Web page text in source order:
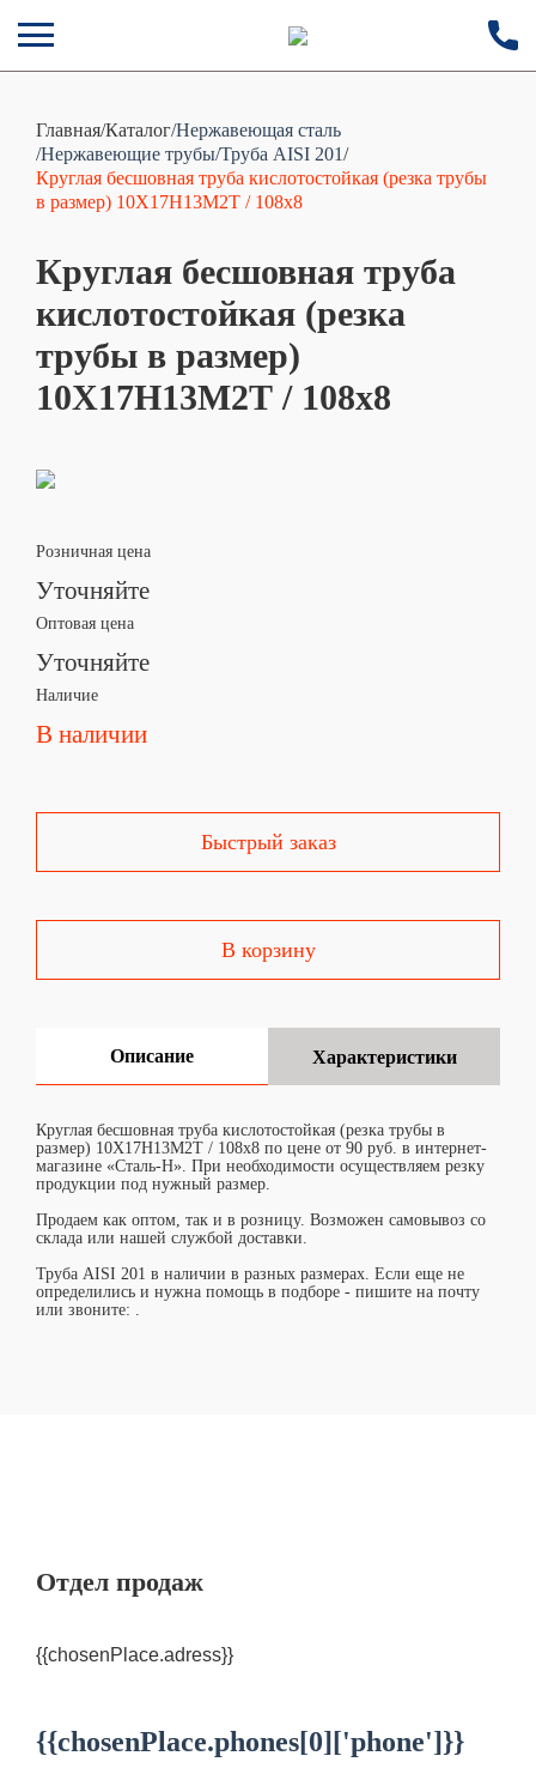
Главная/Каталог/Нержавеющая сталь
/Нержавеющие трубы/Труба AISI 201/
Круглая бесшовная труба кислотостойкая (резка трубы
в размер) 10Х17Н13М2Т / 108х8
Круглая бесшовная труба
кислотостойкая (резка
трубы в размер)
10Х17Н13М2Т / 108х8
Розничная цена
Уточняйте
Оптовая цена
Уточняйте
Наличие
В наличии
Быстрый заказ
В корзину
Описание Характеристики
Круглая бесшовная труба кислотостойкая (резка трубы в
размер) 10Х17Н13М2Т / 108х8 по цене от 90 руб. в интернет-
магазине «Сталь-Н». При необходимости осуществляем резку
продукции под нужный размер.
Продаем как оптом, так и в розницу. Возможен самовывоз со
склада или нашей службой доставки.
Труба AISI 201 в наличии в разных размерах. Если еще не
определились и нужна помощь в подборе - пишите на почту
или звоните:
Отдел продаж
{{chosenPlace.phones[0]['phone']}}
{{chosenPlace.adress}}